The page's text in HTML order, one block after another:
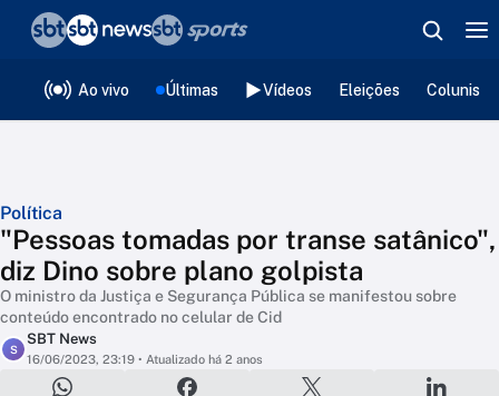
Ao vivo Últimas Vídeos Eleições
Política
"Pessoas tomadas por transe satânico",
diz Dino sobre plano golpista
O ministro da Justiça e Segurança Pública se manifestou sobre
conteúdo encontrado no celular de Cid
S
SBT News
16/06/2023, 23:19 • Atualizado há 2 anos
❮voltar
Editorias